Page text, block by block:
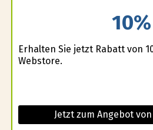
10%
Erhalten Sie jetzt Rabatt von
Webstore.
Jetzt zum Angebot